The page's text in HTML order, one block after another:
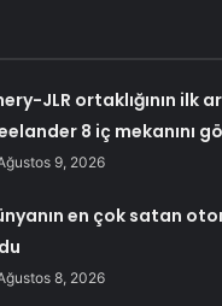
JLR ortaklığının ilk
8 iç mekanını
9, 2026
en çok satan
8, 2026